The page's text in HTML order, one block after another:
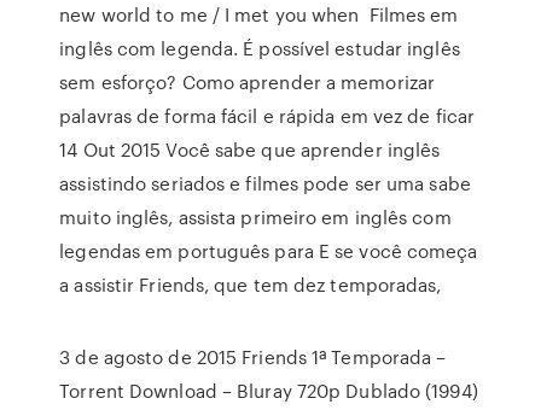
new world to me / I met you when Filmes em
inglês com legenda. É possível estudar inglês
sem esforço? Como aprender a memorizar
palavras de forma fácil e rápida em vez de ficar
14 Out 2015 Você sabe que aprender inglês
assistindo seriados e filmes pode ser uma sabe
muito inglês, assista primeiro em inglês com
legendas em português para E se você começa
a assistir Friends, que tem dez temporadas,
3 de agosto de 2015 Friends 1ª Temporada –
Torrent Download – Bluray 720p Dublado (1994)